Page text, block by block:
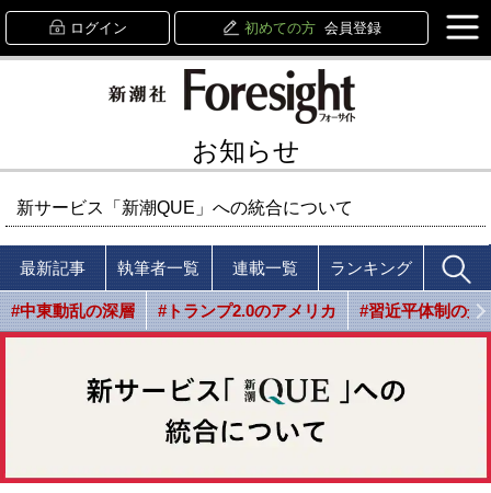
ログイン 初めての方 会員登録
お知らせ
新サービス「新潮QUE」への統合について
最新記事 執筆者一覧 連載一覧 ランキング
#中東動乱の深層 #トランプ2.0のアメリカ #習近平体制の光